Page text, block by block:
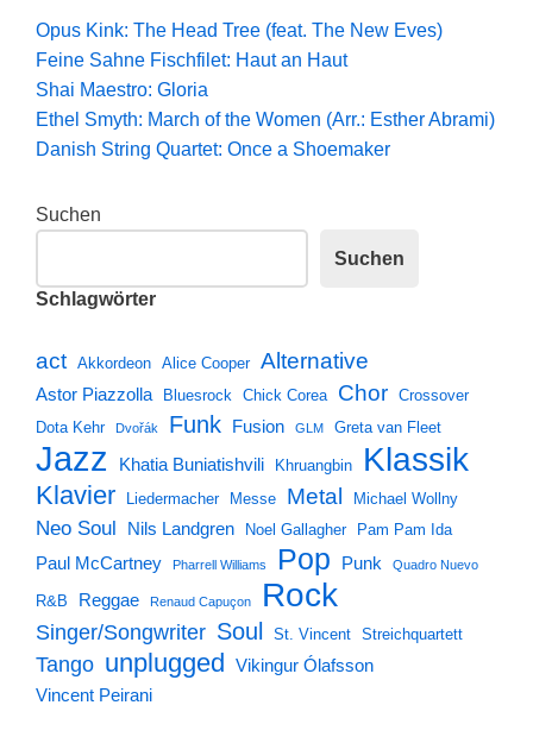
Opus Kink: The Head Tree (feat. The New Eves)
Feine Sahne Fischfilet: Haut an Haut
Shai Maestro: Gloria
Ethel Smyth: March of the Women (Arr.: Esther Abrami)
Danish String Quartet: Once a Shoemaker
Suchen
Suchen
Schlagwörter
act Akkordeon Alice Cooper Alternative
Astor Piazzolla Bluesrock Chick Corea Chor Crossover
Dota Kehr
Dvořák Funk Fusion GLM Greta van Fleet
Jazz Khatia Buniatishvili Khruangbin Klassik
Klavier Liedermacher Messe Metal Michael Wollny
Neo Soul Nils Landgren Noel Gallagher Pam Pam Ida
Paul McCartney Pharrell Williams Pop Punk Quadro Nuevo
R&B Reggae Renaud Capuçon Rock
Singer/Songwriter Soul St. Vincent Streichquartett
Tango unplugged
Vikingur Ólafsson
Vincent Peirani